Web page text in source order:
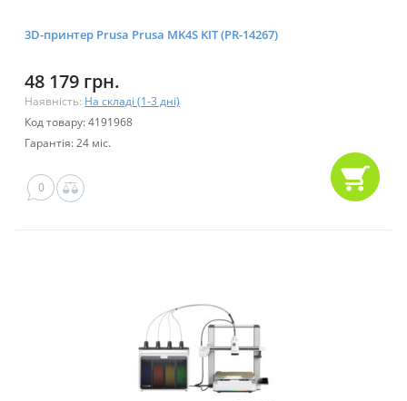
3D-принтер Prusa Prusa MK4S KIT (PR-14267)
48 179 грн.
Наявність: На складі (1-3 дні)
Код товару: 4191968
Гарантія: 24 міс.
0